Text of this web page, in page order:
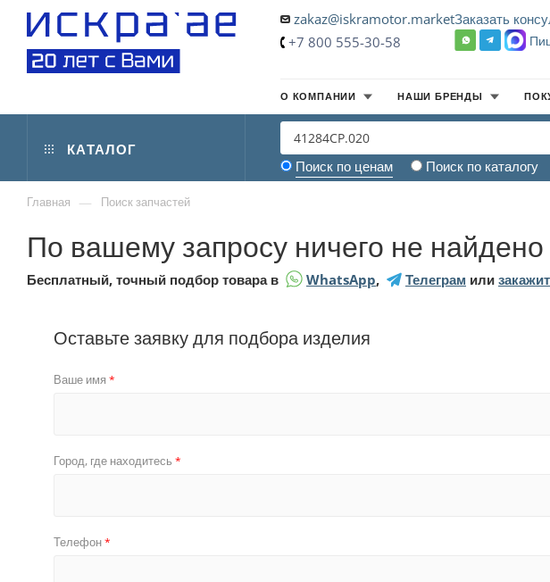
zakaz@iskramotor.market
+7 800 555-30-58
Заказать
О КОМПАНИИ НАШИ БРЕНДЫ
КАТАЛОГ
Поиск по ценам Поиск по каталогу
Главная — Поиск запчастей
По вашему запросу ничего не найдено
Бесплатный, точный подбор товара в WhatsApp, Телеграм или
Оставьте заявку для подбора изделия
Ваше имя *
Город, где находитесь *
Телефон*